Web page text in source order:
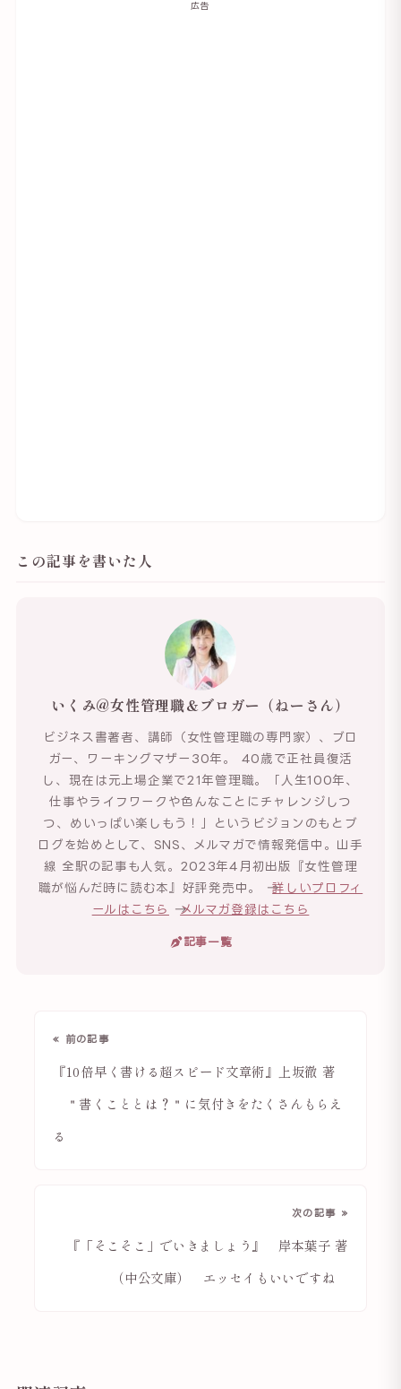
広告
この記事を書いた人
いくみ@女性管理職＆ブロガー（ねーさん）
ビジネス書著者、講師（女性管理職の専門家）、ブロ
ガー、ワーキングマザー30年。 40歳で正社員復活
し、現在は元上場企業で21年管理職。「人生100年、
仕事やライフワークや色んなことにチャレンジしつ
つ、めいっぱい楽しもう！」というビジョンのもとブ
ログを始めとして、SNS、メルマガで情報発信中。山手
線 全駅の記事も人気。2023年4月初出版『女性管理
職が悩んだ時に読む本』好評発売中。 →詳しいプロフィ
ールはこちら
→メルマガ登録はこちら
記事一覧
« 前の記事
『10倍早く書ける超スピード文章術』上坂徹 著
＂書くこととは？＂に気付きをたくさんもらえ
る
次の記事 »
『「そこそこ」でいきましょう』 岸本葉子 著
（中公文庫） エッセイもいいですね